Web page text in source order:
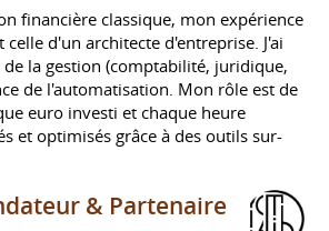
financière classique, mon expérience
celle d'un architecte d'entreprise. J'ai
la gestion (comptabilité, juridique,
de l'automatisation. Mon rôle est de
euro investi et chaque heure
et optimisés grâce à des outils sur-
& Partenaire